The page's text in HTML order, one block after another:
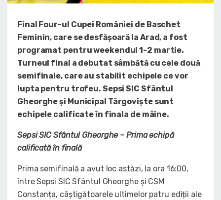
Final Four-ul Cupei României de Baschet
Feminin, care se desfășoară la Arad, a fost
programat pentru weekendul 1-2 martie.
Turneul final a debutat sâmbătă cu cele două
semifinale, care au stabilit echipele ce vor
lupta pentru trofeu. Sepsi SIC Sfântul
Gheorghe și Municipal Târgoviște sunt
echipele calificate în finala de mâine.
Sepsi SIC Sfântul Gheorghe – Prima echipă
calificată în finală
Prima semifinală a avut loc astăzi, la ora 16:00,
între Sepsi SIC Sfântul Gheorghe și CSM
Constanța, câștigătoarele ultimelor patru ediții ale